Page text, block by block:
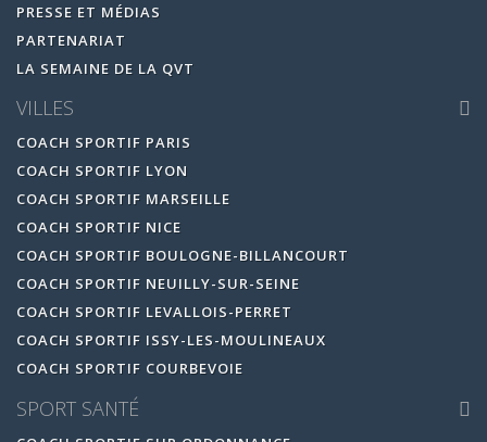
PRESSE ET MÉDIAS
PARTENARIAT
LA SEMAINE DE LA QVT
VILLES
COACH SPORTIF PARIS
COACH SPORTIF LYON
COACH SPORTIF MARSEILLE
COACH SPORTIF NICE
COACH SPORTIF BOULOGNE-BILLANCOURT
COACH SPORTIF NEUILLY-SUR-SEINE
COACH SPORTIF LEVALLOIS-PERRET
COACH SPORTIF ISSY-LES-MOULINEAUX
COACH SPORTIF COURBEVOIE
SPORT SANTÉ